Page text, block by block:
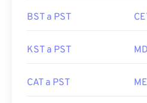
BST a PST
KST a PST
CAT a PST